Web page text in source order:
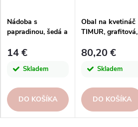
Nádoba s
papradinou, šedá a
pr.17,5x14cm
14 €
Skladem
DO KOŠÍKA
Obal na kvetináč
TIMUR, grafitová,
26x24cm|Kaheku
80,20 €
Skladem
DO KOŠÍKA